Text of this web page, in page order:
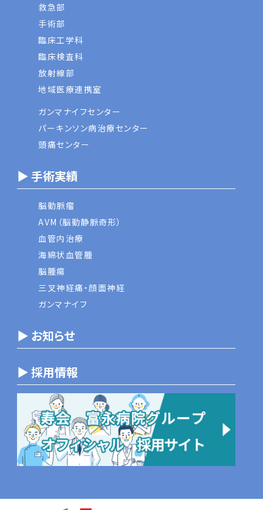
救急部
手術部
臨床工学科
臨床検査科
放射線部
地域医療連携室
ガンマナイフセンター
パーキンソン病治療センター
頭痛センター
▶ 手術実績
脳動脈瘤
AVM（脳動静脈奇形）
血管内治療
海綿状血管腫
脳腫瘍
三叉神経痛・顔面神経
ガンマナイフ
▶ お知らせ
▶ 採用情報